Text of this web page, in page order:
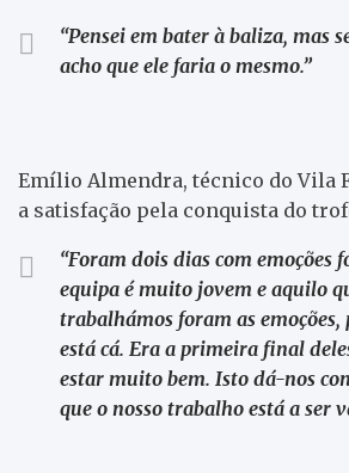
“Pensei em bater à baliza, mas
acho que ele faria o mesmo.”
Emílio Almendra, técnico do Vila
a satisfação pela conquista do
“Foram dois dias com emoções
equipa é muito jovem e aquilo
trabalhámos foram as
está cá. Era a primeira final
estar muito bem. Isto dá-nos
que o nosso trabalho está a ser